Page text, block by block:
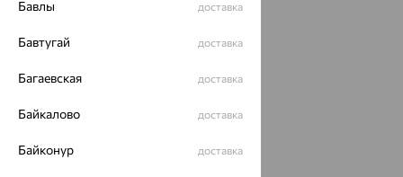
Бавлы доставка
Бавтугай доставка
Багаевская доставка
Байкалово доставка
Байконур доставка